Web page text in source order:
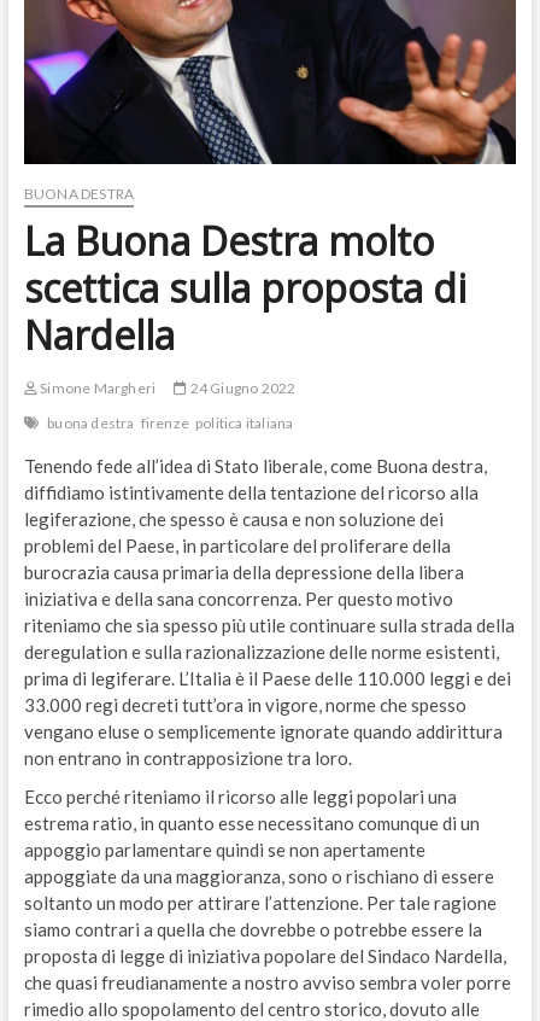
BUONA DESTRA
La Buona Destra molto
scettica sulla proposta di
Nardella
Simone Margheri
24 Giugno 2022
buona destra firenze politica italiana
Tenendo fede all’idea di Stato liberale, come Buona destra,
diffidiamo istintivamente della tentazione del ricorso alla
legiferazione, che spesso è causa e non soluzione dei
problemi del Paese, in particolare del proliferare della
burocrazia causa primaria della depressione della libera
iniziativa e della sana concorrenza. Per questo motivo
riteniamo che sia spesso più utile continuare sulla strada della
deregulation e sulla razionalizzazione delle norme esistenti,
prima di legiferare. L’Italia è il Paese delle 110.000 leggi e dei
33.000 regi decreti tutt’ora in vigore, norme che spesso
vengano eluse o semplicemente ignorate quando addirittura
non entrano in contrapposizione tra loro.
Ecco perché riteniamo il ricorso alle leggi popolari una
estrema ratio, in quanto esse necessitano comunque di un
appoggio parlamentare quindi se non apertamente
appoggiate da una maggioranza, sono o rischiano di essere
soltanto un modo per attirare l’attenzione. Per tale ragione
siamo contrari a quella che dovrebbe o potrebbe essere la
proposta di legge di iniziativa popolare del Sindaco Nardella,
che quasi freudianamente a nostro avviso sembra voler porre
rimedio allo spopolamento del centro storico, dovuto alle